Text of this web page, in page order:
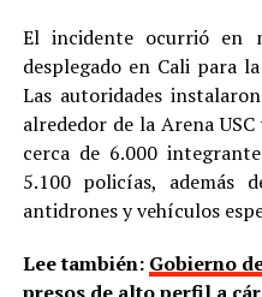
El incidente ocurrió en
desplegado en Cali para
Las autoridades
alrededor de la Arena
cerca de 6.000
5.100 policías, además
antidrones y vehículos
Lee también: Gobierno